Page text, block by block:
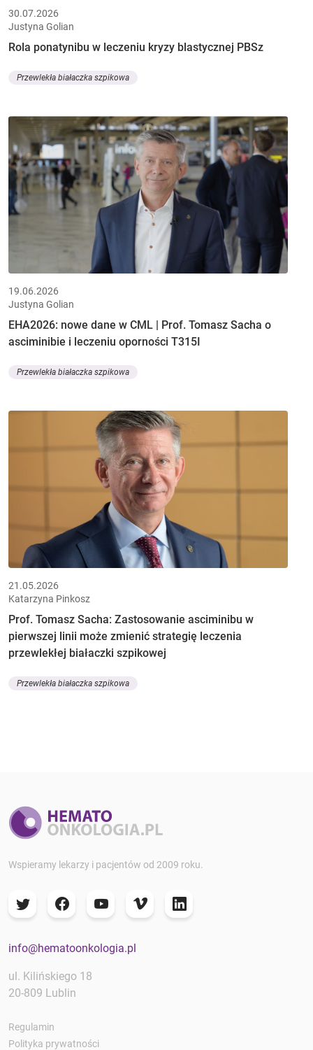
30.07.2026
Justyna Golian
Rola ponatynibu w leczeniu kryzy blastycznej PBSz
Przewlekła białaczka szpikowa
19.06.2026
Justyna Golian
EHA2026: nowe dane w CML | Prof. Tomasz Sacha o
asciminibie i leczeniu oporności T315I
Przewlekła białaczka szpikowa
21.05.2026
Katarzyna Pinkosz
Prof. Tomasz Sacha: Zastosowanie asciminibu w
pierwszej linii może zmienić strategię leczenia
przewlekłej białaczki szpikowej
Przewlekła białaczka szpikowa
Wspieramy lekarzy i pacjentów od 2009 roku.
info@hematoonkologia.pl
ul. Kilińskiego 18
20-809 Lublin
Regulamin
Polityka prywatności